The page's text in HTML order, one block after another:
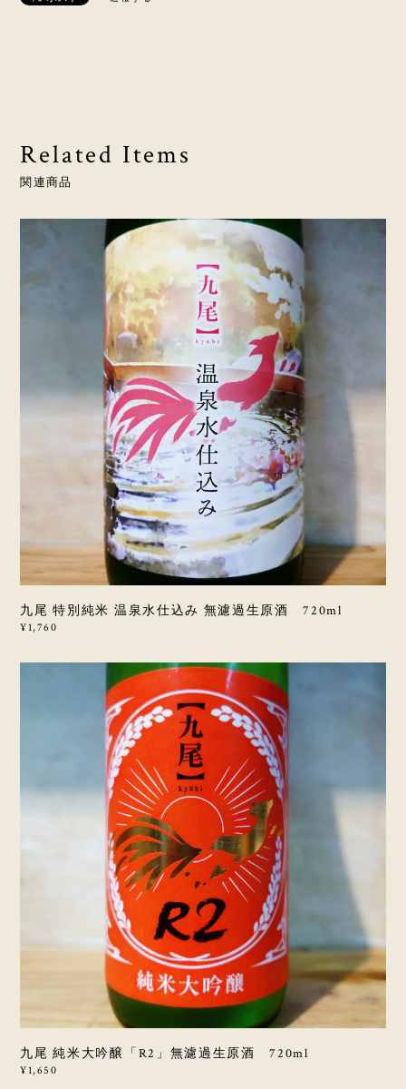
Related Items
関連商品
九尾 特別純米 温泉水仕込み 無濾過生原酒 720ml
¥1,760
九尾 純米大吟醸「R2」無濾過生原酒 720ml
¥1,650